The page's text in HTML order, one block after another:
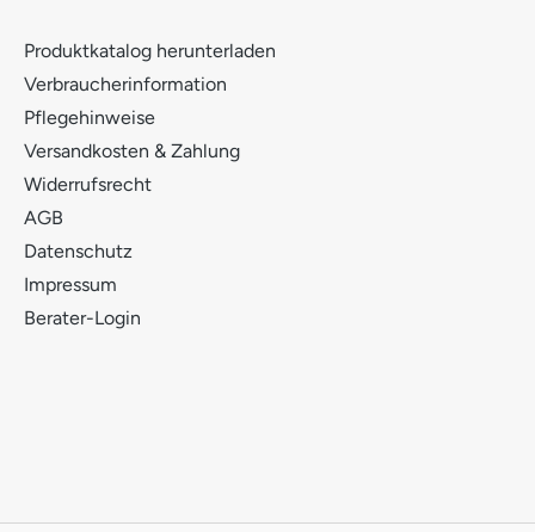
Produktkatalog herunterladen
Verbraucherinformation
Pflegehinweise
Versandkosten & Zahlung
Widerrufsrecht
AGB
Datenschutz
Impressum
Berater-Login